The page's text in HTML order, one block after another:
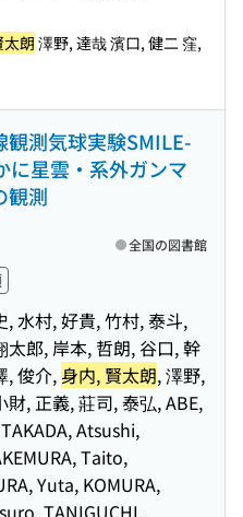
朗 澤野, 達哉 濱口, 健二 窪,
観測気球実験SMILE-
に星雲・系外ガンマ
観測
, 水村, 好貴, 竹村, 泰斗,
太郎, 岸本, 哲朗, 谷口, 幹
, 俊介, 身内, 賢太朗, 澤野,
, 正義, 莊司, 泰弘, ABE,
Atsushi,
Taito,
Yuta, KOMURA,
TANIGUCHI,
全国の図書館